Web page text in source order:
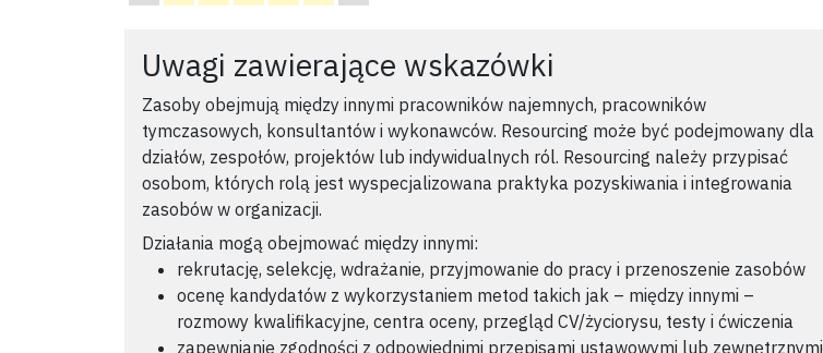
Uwagi zawierające wskazówki
Zasoby obejmują między innymi pracowników najemnych, pracowników
tymczasowych, konsultantów i wykonawców. Resourcing może być podejmowany dla
działów, zespołów, projektów lub indywidualnych ról. Resourcing należy przypisać
osobom, których rolą jest wyspecjalizowana praktyka pozyskiwania i integrowania
zasobów w organizacji.
Działania mogą obejmować między innymi:
rekrutację, selekcję, wdrażanie, przyjmowanie do pracy i przenoszenie zasobów
ocenę kandydatów z wykorzystaniem metod takich jak – między innymi –
rozmowy kwalifikacyjne, centra oceny, przegląd CV/życiorysu, testy i ćwiczenia
zapewnianie zgodności z odpowiednimi przepisami ustawowymi lub zewnętrznymi